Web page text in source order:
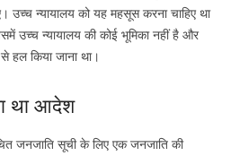
उच्च न्यायालय को यह महसूस करना चाहिए था
उच्च न्यायालय की कोई भूमिका नहीं है और
हल किया जाना था।
था आदेश
जनजाति सूची के लिए एक जनजाति की